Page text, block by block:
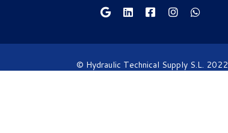
© Hydraulic Technical Supply S.L. 2022